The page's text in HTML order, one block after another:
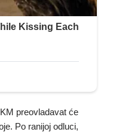
preovladavat će
Po ranijoj odluci,